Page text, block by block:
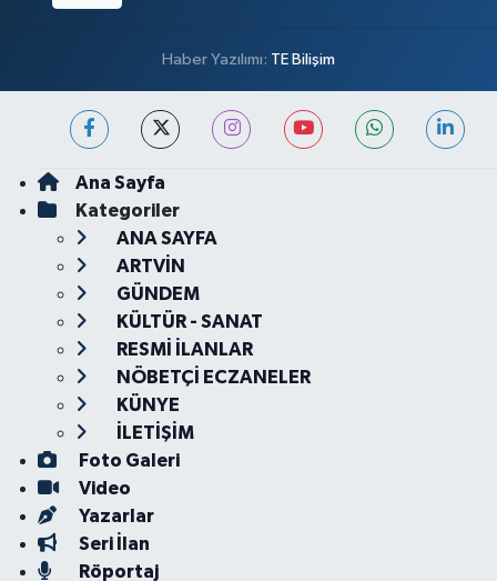
Haber Yazılımı: TE Bilişim
Ana Sayfa
Kategoriler
ANA SAYFA
ARTVİN
GÜNDEM
KÜLTÜR - SANAT
RESMİ İLANLAR
NÖBETÇİ ECZANELER
KÜNYE
İLETİŞİM
Foto Galeri
Video
Yazarlar
Seri İlan
Röportaj